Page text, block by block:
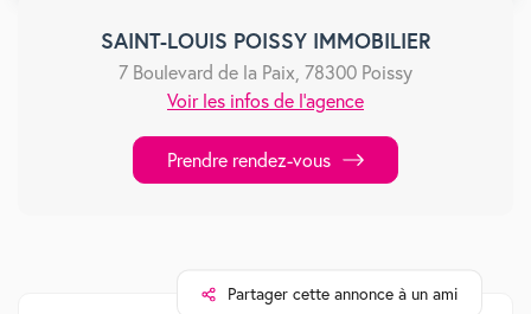
SAINT-LOUIS POISSY IMMOBILIER
7 Boulevard de la Paix, 78300 Poissy
Voir les infos de l'agence
Prendre rendez-vous
Partager cette annonce à un ami